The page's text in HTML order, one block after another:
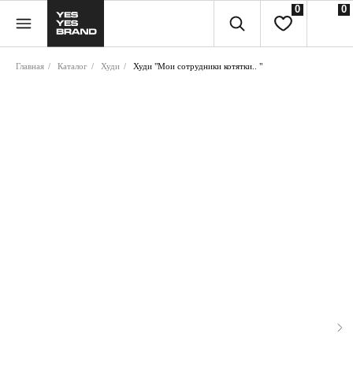
0
0
Главная / Каталог / Худи / Худи "Мои сотрудники котятки.. "